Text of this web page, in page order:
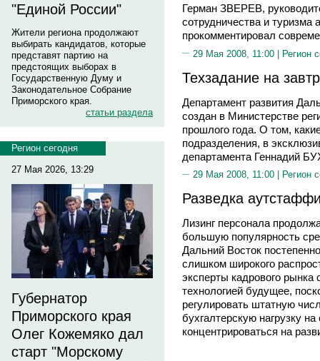
"Единой России"
Жители региона продолжают
выбирать кандидатов, которые
представят партию на
предстоящих выборах в
Государственную Думу и
Законодательное Собрание
Приморского края.
статьи раздела
Регион сегодня
27 Мая 2026, 13:29
Губернатор
Приморского края
Олег Кожемяко дал
старт "Морскому
Герман ЗВЕРЕВ,
сотрудничества и туризма
прокомментировал
29 Мая 2008, 11:00 | Регион
Техзадание на
Департамент развития
создан в Министерстве
прошлого года. О том,
подразделения, в
департамента Геннадий
29 Мая 2008, 11:00 | Регион
Разведка
Лизинг персонала
большую популярность
Дальний Восток
слишком широкого
эксперты кадрового рынка
технологией будущее,
регулировать штатную
бухгалтерскую нагрузку
концентрироваться на